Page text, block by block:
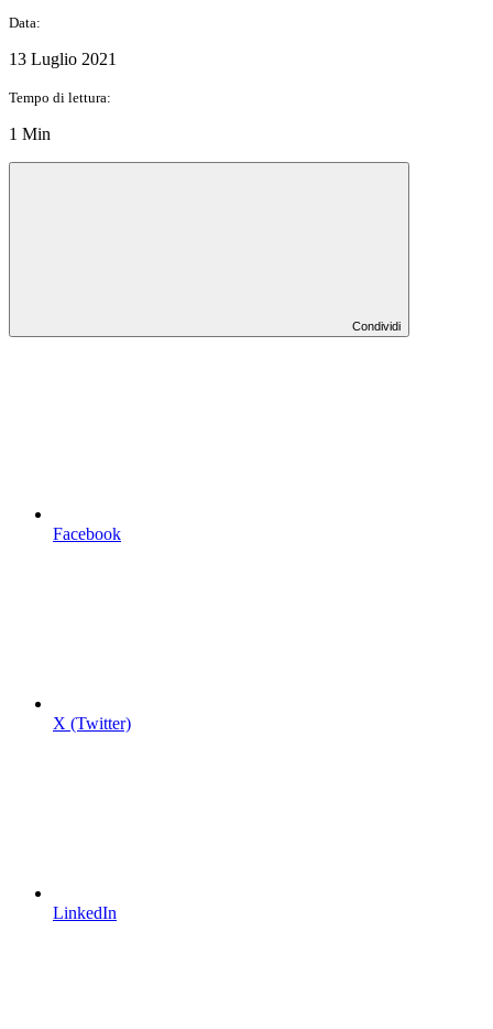
Data:
13 Luglio 2021
Tempo di lettura:
1 Min
Condividi
Facebook
X (Twitter)
LinkedIn